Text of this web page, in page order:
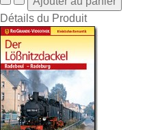
Détails du Produit